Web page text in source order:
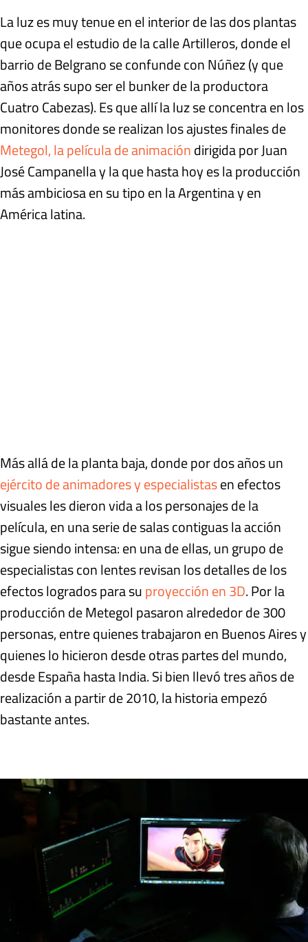
La luz es muy tenue en el interior de las dos plantas
que ocupa el estudio de la calle Artilleros, donde el
barrio de Belgrano se confunde con Núñez (y que
años atrás supo ser el bunker de la productora
Cuatro Cabezas). Es que allí la luz se concentra en los
monitores donde se realizan los ajustes finales de
Metegol, la película de animacióndirigida por Juan
José Campanella y la que hasta hoy es la producción
más ambiciosa en su tipo en la Argentina y en
América latina.
Más allá de la planta baja, donde por dos años un
ejército de animadores y especialistasen efectos
visuales les dieron vida a los personajes de la
película, en una serie de salas contiguas la acción
sigue siendo intensa: en una de ellas, un grupo de
especialistas con lentes revisan los detalles de los
efectos logrados para suproyección en 3D. Por la
producción de Metegol pasaron alrededor de 300
personas, entre quienes trabajaron en Buenos Aires y
quienes lo hicieron desde otras partes del mundo,
desde España hasta India. Si bien llevó tres años de
realización a partir de 2010, la historia empezó
bastante antes.